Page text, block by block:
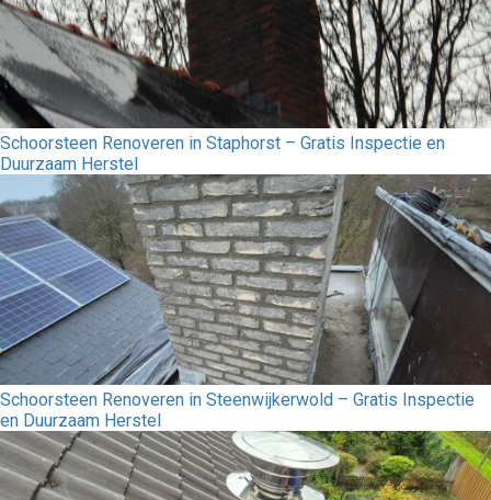
Schoorsteen Renoveren in Staphorst – Gratis Inspectie en
Duurzaam Herstel
Schoorsteen Renoveren in Steenwijkerwold – Gratis Inspectie
en Duurzaam Herstel